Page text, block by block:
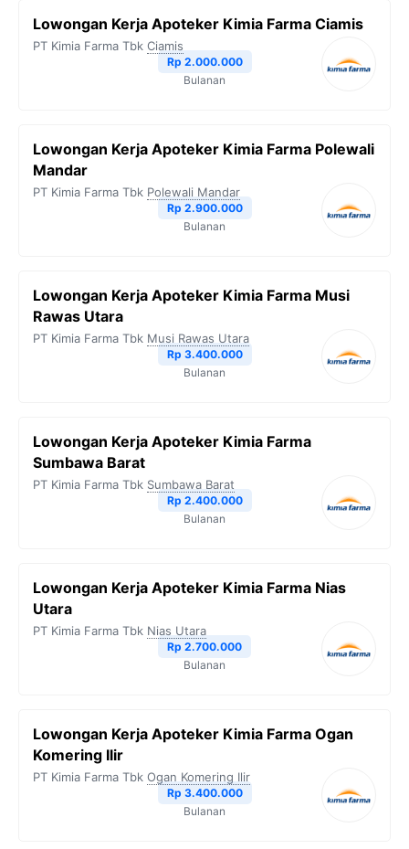
Lowongan Kerja Apoteker Kimia Farma Ciamis
PT Kimia Farma Tbk Ciamis
Rp 2.000.000
Bulanan
Lowongan Kerja Apoteker Kimia Farma Polewali
Mandar
PT Kimia Farma Tbk Polewali Mandar
Rp 2.900.000
Bulanan
Lowongan Kerja Apoteker Kimia Farma Musi
Rawas Utara
PT Kimia Farma Tbk Musi Rawas Utara
Rp 3.400.000
Bulanan
Lowongan Kerja Apoteker Kimia Farma
Sumbawa Barat
PT Kimia Farma Tbk Sumbawa Barat
Rp 2.400.000
Bulanan
Lowongan Kerja Apoteker Kimia Farma Nias
Utara
PT Kimia Farma Tbk Nias Utara
Rp 2.700.000
Bulanan
Lowongan Kerja Apoteker Kimia Farma Ogan
Komering Ilir
PT Kimia Farma Tbk Ogan Komering Ilir
Rp 3.400.000
Bulanan